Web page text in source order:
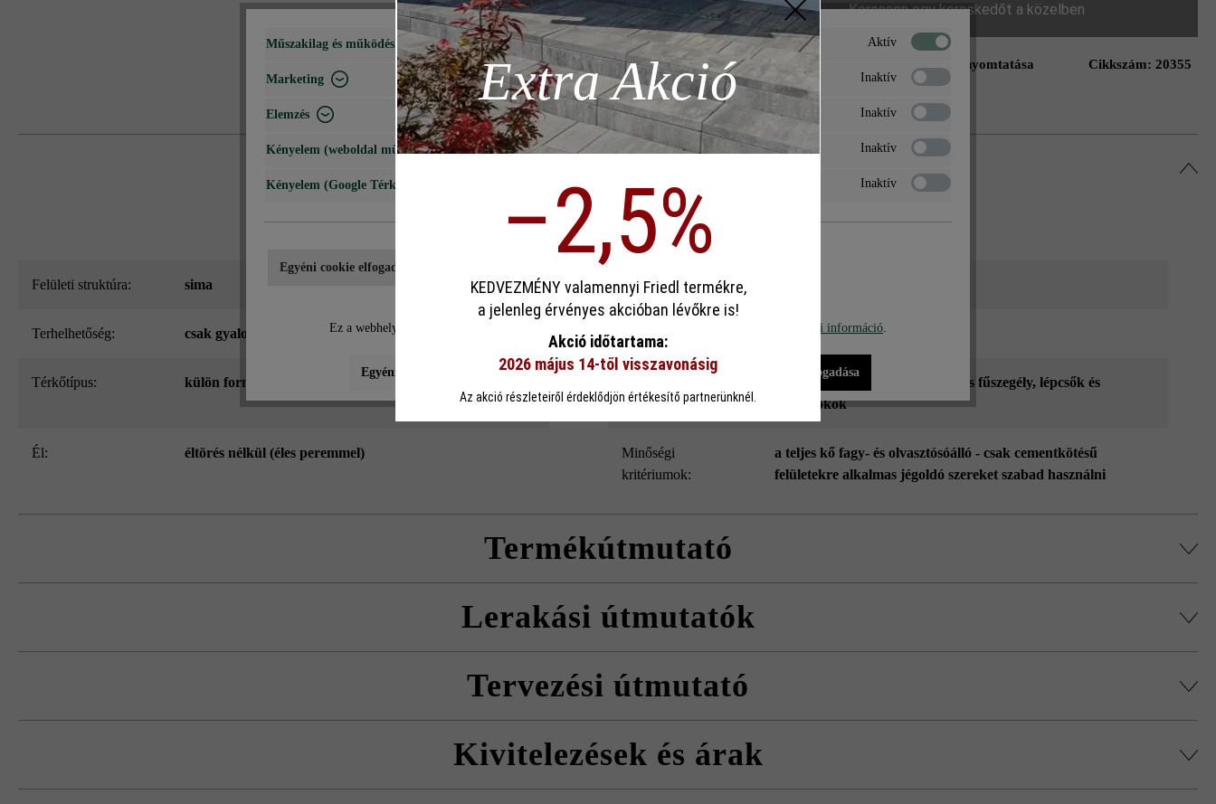
Keressen egy kereskedőt a közelben
Hozzáadás a kívánságlistáhozOldal nyomtatása Cikkszám: 20355
Felületi struktúra: sima Szín:
Terhelhetőség: csak gyalogos közlekedésre Terméktípus: szegélykövek
Térkőtípus: külön formátum fedlapok, járdák , kerti szegély és fűszegély, lépcsők és
lépcsőfokok
él: éltörés nélkül (éles peremmel)
Minőségi
kritériumok:
a teljes kő fagy- és olvasztósóálló - csak cementkötésű
felületekre alkalmas jégoldó szereket szabad használni
Termékútmutató
Lerakási útmutatók
Ügyeljen arra, hogy körben elegendő legyen a fugatávolság. Túl kicsi távolság esetén széllepattogzás következhet be, mely nem jelent termékhibát.
Tervezési útmutató
A lap egyedileg használható fedlapként, burkolólapként, lépcsőburkolatként és szegélyként.
Kivitelezések és árak
Műszakilag és működéshez szükséges Aktív
Marketing Inaktív
Elemzés Inaktív
Kényelem (weboldal működése) Inaktív
Kényelem (Google Térkép) Inaktív
Egyéni cookie elfogadása
Ez a webhely cookie-kat használ, hogy a lehető legjobb funkcionalitást kínálja Önnek... További információ
Egyéni beállítások Csak funkcionális cookie elfogadása Minden cookie elfogadása
Extra Akció
–2,5%
KEDVEZMÉNY valamennyi Friedl termékre,
a jelenleg érvényes akcióban lévőkre is!
Akció időtartama:
2026 május 14-től visszavonásig
Az akció részleteiről érdeklődjön értékesítő partnerünknél.